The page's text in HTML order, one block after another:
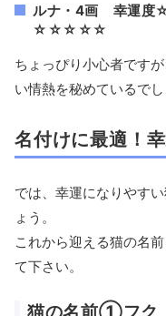
ルナ・4画 幸運
☆☆☆☆☆
ちょっぴり小心者です
い情熱を秘めているでし
名付けに最適！
では、幸運になりやす
ょう。
これから迎える猫の名
て下さい。
猫の名前①フ